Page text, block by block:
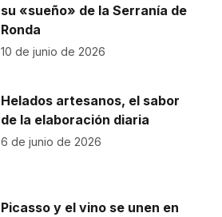
su «sueño» de la Serranía de
Ronda
10 de junio de 2026
Helados artesanos, el sabor
de la elaboración diaria
6 de junio de 2026
Picasso y el vino se unen en